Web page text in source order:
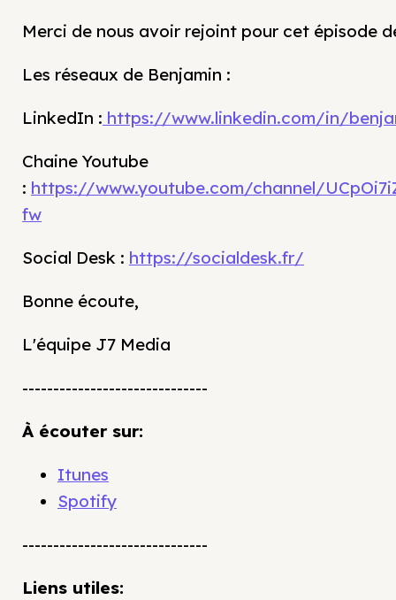
Merci de nous avoir rejoint pour cet épisode
Les réseaux de Benjamin :
LinkedIn : https://www.linkedin.com/in/
Chaine Youtube
: https://www.youtube.com/channel/
fw
Social Desk : https://socialdesk.fr/
Bonne écoute,
L'équipe J7 Media
------------------------------
À écouter sur:
Itunes
Spotify
------------------------------
Liens utiles: